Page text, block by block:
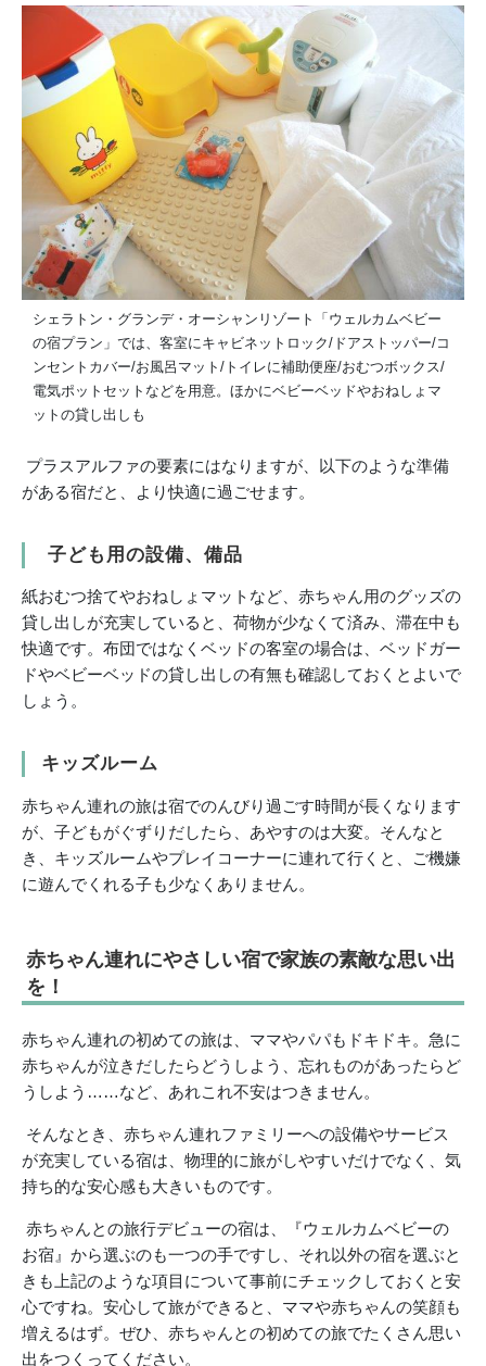
シェラトン・グランデ・オーシャンリゾート「ウェルカムベビー
の宿プラン」では、客室にキャビネットロック/ドアストッパー/コ
ンセントカバー/お風呂マット/トイレに補助便座/おむつボックス/
電気ポットセットなどを用意。ほかにベビーベッドやおねしょマ
ットの貸し出しも
プラスアルファの要素にはなりますが、以下のような準備
がある宿だと、より快適に過ごせます。
子ども用の設備、備品
紙おむつ捨てやおねしょマットなど、赤ちゃん用のグッズの
貸し出しが充実していると、荷物が少なくて済み、滞在中も
快適です。布団ではなくベッドの客室の場合は、ベッドガー
ドやベビーベッドの貸し出しの有無も確認しておくとよいで
しょう。
キッズルーム
赤ちゃん連れの旅は宿でのんびり過ごす時間が長くなります
が、子どもがぐずりだしたら、あやすのは大変。そんなと
き、キッズルームやプレイコーナーに連れて行くと、ご機嫌
に遊んでくれる子も少なくありません。
赤ちゃん連れにやさしい宿で家族の素敵な思い出
を！
赤ちゃん連れの初めての旅は、ママやパパもドキドキ。急に
赤ちゃんが泣きだしたらどうしよう、忘れものがあったらど
うしよう……など、あれこれ不安はつきません。
そんなとき、赤ちゃん連れファミリーへの設備やサービス
が充実している宿は、物理的に旅がしやすいだけでなく、気
持ち的な安心感も大きいものです。
赤ちゃんとの旅行デビューの宿は、『ウェルカムベビーの
お宿』から選ぶのも一つの手ですし、それ以外の宿を選ぶと
きも上記のような項目について事前にチェックしておくと安
心ですね。安心して旅ができると、ママや赤ちゃんの笑顔も
増えるはず。ぜひ、赤ちゃんとの初めての旅でたくさん思い
出をつくってください。